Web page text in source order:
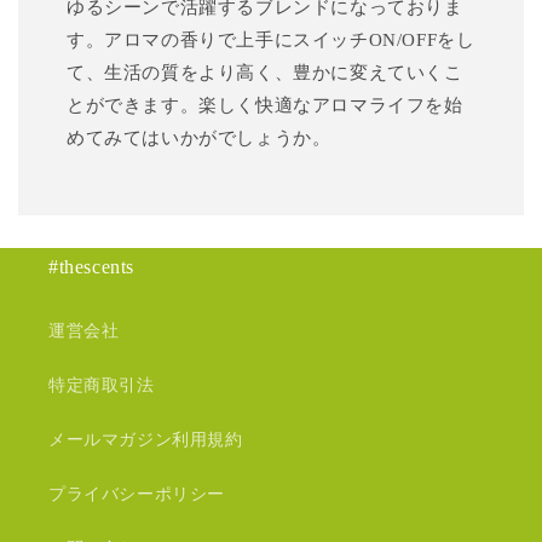
ゆるシーンで活躍するブレンドになっておりま
す。アロマの香りで上手にスイッチON/OFFをし
て、生活の質をより高く、豊かに変えていくこ
とができます。楽しく快適なアロマライフを始
めてみてはいかがでしょうか。
#thescents
運営会社
特定商取引法
メールマガジン利用規約
プライバシーポリシー